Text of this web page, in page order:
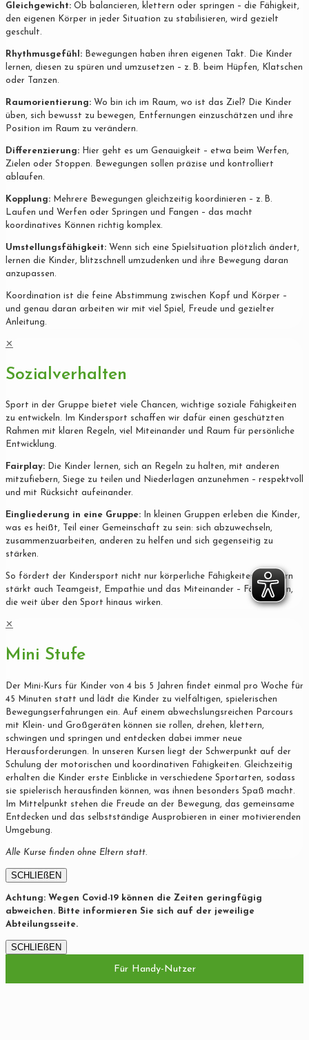
Gleichgewicht: Ob balancieren, klettern oder springen – die Fähigkeit,
den eigenen Körper in jeder Situation zu stabilisieren, wird gezielt
geschult.
Rhythmusgefühl: Bewegungen haben ihren eigenen Takt. Die Kinder
lernen, diesen zu spüren und umzusetzen – z. B. beim Hüpfen, Klatschen
oder Tanzen.
Raumorientierung: Wo bin ich im Raum, wo ist das Ziel? Die Kinder
üben, sich bewusst zu bewegen, Entfernungen einzuschätzen und ihre
Position im Raum zu verändern.
Differenzierung: Hier geht es um Genauigkeit – etwa beim Werfen,
Zielen oder Stoppen. Bewegungen sollen präzise und kontrolliert
ablaufen.
Kopplung: Mehrere Bewegungen gleichzeitig koordinieren – z. B.
Laufen und Werfen oder Springen und Fangen – das macht
koordinatives Können richtig komplex.
Umstellungsfähigkeit: Wenn sich eine Spielsituation plötzlich ändert,
lernen die Kinder, blitzschnell umzudenken und ihre Bewegung daran
anzupassen.
Koordination ist die feine Abstimmung zwischen Kopf und Körper –
und genau daran arbeiten wir mit viel Spiel, Freude und gezielter
Anleitung.
✕
Sozialverhalten
Sport in der Gruppe bietet viele Chancen, wichtige soziale Fähigkeiten
zu entwickeln. Im Kindersport schaffen wir dafür einen geschützten
Rahmen mit klaren Regeln, viel Miteinander und Raum für persönliche
Entwicklung.
Fairplay: Die Kinder lernen, sich an Regeln zu halten, mit anderen
mitzufiebern, Siege zu teilen und Niederlagen anzunehmen – respektvoll
und mit Rücksicht aufeinander.
Eingliederung in eine Gruppe: In kleinen Gruppen erleben die Kinder,
was es heißt, Teil einer Gemeinschaft zu sein: sich abzuwechseln,
zusammenzuarbeiten, anderen zu helfen und sich gegenseitig zu
stärken.
So fördert der Kindersport nicht nur körperliche Fähigkeiten, sondern
stärkt auch Teamgeist, Empathie und das Miteinander – Fähigkeiten,
die weit über den Sport hinaus wirken.
✕
Mini Stufe
Der Mini-Kurs für Kinder von 4 bis 5 Jahren findet einmal pro Woche für
45 Minuten statt und lädt die Kinder zu vielfältigen, spielerischen
Bewegungserfahrungen ein. Auf einem abwechslungsreichen Parcours
mit Klein- und Großgeräten können sie rollen, drehen, klettern,
schwingen und springen und entdecken dabei immer neue
Herausforderungen. In unseren Kursen liegt der Schwerpunkt auf der
Schulung der motorischen und koordinativen Fähigkeiten. Gleichzeitig
erhalten die Kinder erste Einblicke in verschiedene Sportarten, sodass
sie spielerisch herausfinden können, was ihnen besonders Spaß macht.
Im Mittelpunkt stehen die Freude an der Bewegung, das gemeinsame
Entdecken und das selbstständige Ausprobieren in einer motivierenden
Umgebung.
Alle Kurse finden ohne Eltern statt.
SCHLIEßEN
Achtung: Wegen Covid-19 können die Zeiten geringfügig
abweichen. Bitte informieren Sie sich auf der jeweilige
Abteilungsseite.
SCHLIEßEN
Für Handy-Nutzer